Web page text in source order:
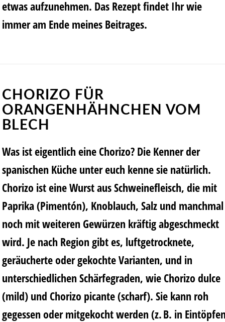
etwas aufzunehmen. Das Rezept findet Ihr wie
immer am Ende meines Beitrages.
CHORIZO FÜR
ORANGENHÄHNCHEN VOM
BLECH
Was ist eigentlich eine Chorizo? Die Kenner der
spanischen Küche unter euch kenne sie natürlich.
Chorizo ist eine Wurst aus Schweinefleisch, die mit
Paprika (Pimentón), Knoblauch, Salz und manchmal
noch mit weiteren Gewürzen kräftig abgeschmeckt
wird. Je nach Region gibt es, luftgetrocknete,
geräucherte oder gekochte Varianten, und in
unterschiedlichen Schärfegraden, wie Chorizo dulce
(mild) und Chorizo picante (scharf). Sie kann roh
gegessen oder mitgekocht werden (z. B. in